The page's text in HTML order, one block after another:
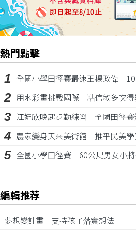
熱門點擊
1 全國小學田徑賽最速王楊政偉 100公尺11
2 用水彩畫挑戰國際 粘信敏多次得
3 江姸欣晚起步勤練習 全國田徑賽短跑
4 農家變身天來美術館 推平民美學
5 全國小學田徑賽 60公尺男女小將破
編輯推荐
夢想變計畫 支持孩子落實想法